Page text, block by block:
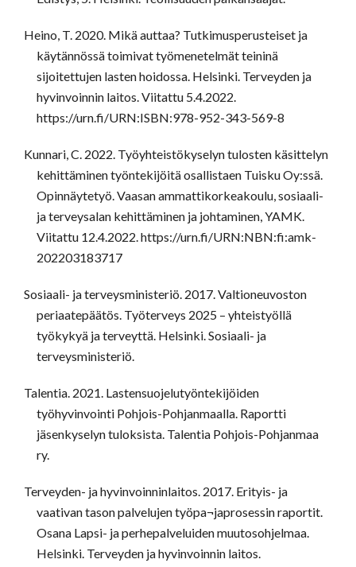
Heino, T. 2020. Mikä auttaa? Tutkimusperusteiset ja
käytännössä toimivat työmenetelmät teininä
sijoitettujen lasten hoidossa. Helsinki. Terveyden ja
hyvinvoinnin laitos. Viitattu 5.4.2022.
https://urn.fi/URN:ISBN:978-952-343-569-8
Kunnari, C. 2022. Työyhteistökyselyn tulosten käsittelyn
kehittäminen työntekijöitä osallistaen Tuisku Oy:ssä.
Opinnäytetyö. Vaasan ammattikorkeakoulu, sosiaali-
ja terveysalan kehittäminen ja johtaminen, YAMK.
Viitattu 12.4.2022. https://urn.fi/URN:NBN:fi:amk-
202203183717
Sosiaali- ja terveysministeriö. 2017. Valtioneuvoston
periaatepäätös. Työterveys 2025 – yhteistyöllä
työkykyä ja terveyttä. Helsinki. Sosiaali- ja
terveysministeriö.
Talentia. 2021. Lastensuojelutyöntekijöiden
työhyvinvointi Pohjois-Pohjanmaalla. Raportti
jäsenkyselyn tuloksista. Talentia Pohjois-Pohjanmaa
ry.
Terveyden- ja hyvinvoinninlaitos. 2017. Erityis- ja
vaativan tason palvelujen työpa¬japrosessin raportit.
Osana Lapsi- ja perhepalveluiden muutosohjelmaa.
Helsinki. Terveyden ja hyvinvoinnin laitos.